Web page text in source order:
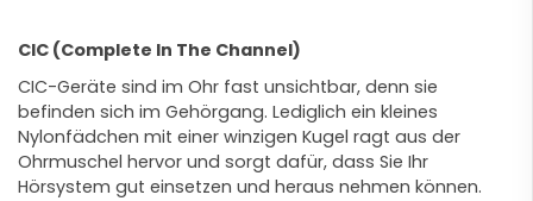
CIC (Complete In The Channel)
CIC-Geräte sind im Ohr fast unsichtbar, denn sie
befinden sich im Gehörgang. Lediglich ein kleines
Nylonfädchen mit einer winzigen Kugel ragt aus der
Ohrmuschel hervor und sorgt dafür, dass Sie Ihr
Hörsystem gut einsetzen und heraus nehmen können.